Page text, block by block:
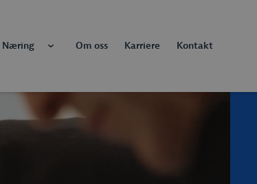
Næring Om oss Karriere Kontakt